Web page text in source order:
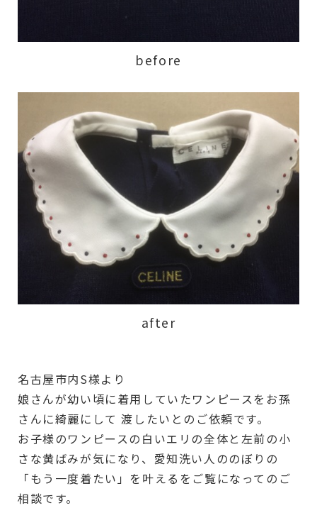
before
after
名古屋市内S様より
娘さんが幼い頃に着用していたワンピースをお孫
さんに綺麗にして 渡したいとのご依頼です。
お子様のワンピースの白いエリの全体と左前の小
さな黄ばみが気になり、愛知洗い人ののぼりの
「もう一度着たい」を叶えるをご覧になってのご
相談です。